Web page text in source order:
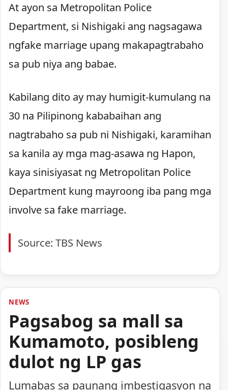
At ayon sa Metropolitan Police
Department, si Nishigaki ang nagsagawa
ngfake marriage upang makapagtrabaho
sa pub niya ang babae.
Kabilang dito ay may humigit-kumulang na
30 na Pilipinong kababaihan ang
nagtrabaho sa pub ni Nishigaki, karamihan
sa kanila ay mga mag-asawa ng Hapon,
kaya sinisiyasat ng Metropolitan Police
Department kung mayroong iba pang mga
involve sa fake marriage.
Source: TBS News
NEWS
Pagsabog sa mall sa
Kumamoto, posibleng
dulot ng LP gas
Lumabas sa paunang imbestigasyon na